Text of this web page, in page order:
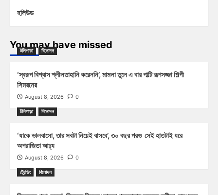
হলিউড
You may have missed
টলিপাড়া বিনোদন
‘স্বরূপ বিশ্বাস শ্লীলতাহানি করেননি’, মামলা তুলে এ বার পাল্টি রূপসজ্জা শিল্পী
সিমরনের
August 8, 2026 0
টলিপাড়া বিনোদন
‘যাকে ভালবাসো, তার সবটা নিয়েই বাসবে’, ৩০ বছর পরও সেই হাতটাই ধরে
অপরাজিতা আঢ্য
August 8, 2026 0
ট্রেন্ডিং বিনোদন